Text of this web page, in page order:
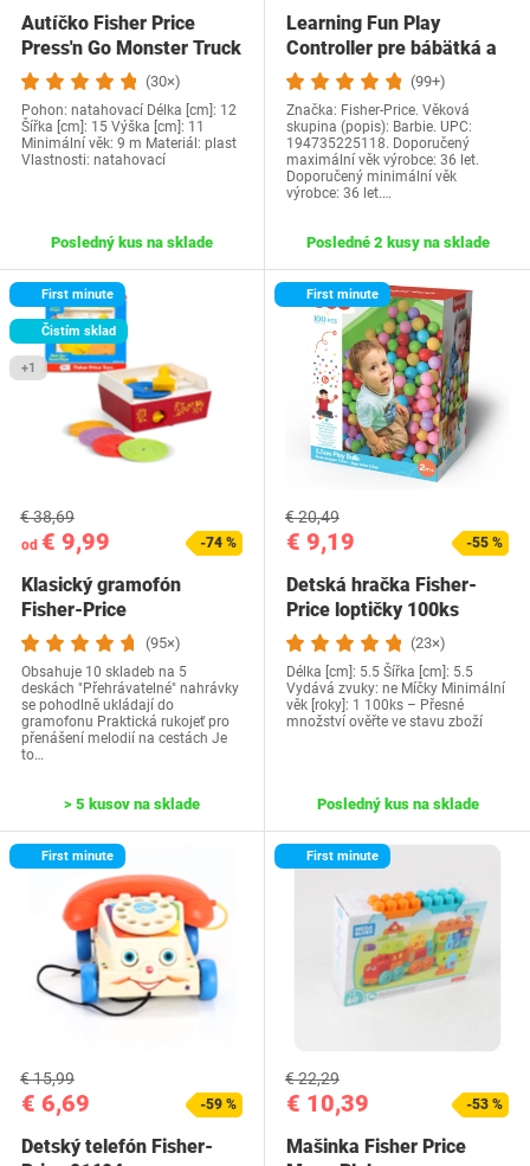
Autíčko Fisher Price
Press'n Go Monster Truck
(30×)
Pohon: natahovací Délka [cm]: 12
Šířka [cm]: 15 Výška [cm]: 11
Minimální věk: 9 m Materiál: plast
Vlastnosti: natahovací
Posledný kus na sklade
Learning Fun Play
Controller pre bábätká a
batoľatá v…
(99+)
Značka: Fisher-Price. Věková
skupina (popis): Barbie. UPC:
194735225118. Doporučený
maximální věk výrobce: 36 let.
Doporučený minimální věk
výrobce: 36 let.…
Posledné 2 kusy na sklade
First minute
Čistím sklad
+1
od € 9,99
€ 38,69
-74 %
Klasický gramofón
Fisher-Price
(95×)
Obsahuje 10 skladeb na 5
deskách "Přehrávatelné" nahrávky
se pohodlně ukládají do
gramofonu Praktická rukojeť pro
přenášení melodií na cestách Je
to…
> 5 kusov na sklade
First minute
€ 9,19
€ 20,49
-55 %
Detská hračka Fisher-
Price loptičky 100ks
(23×)
Délka [cm]: 5.5 Šířka [cm]: 5.5
Vydává zvuky: ne Míčky Minimální
věk [roky]: 1 100ks – Přesné
množství ověřte ve stavu zboží
Posledný kus na sklade
First minute
€ 6,69
€ 15,99
-59 %
Detský telefón Fisher-
First minute
€ 10,39
€ 22,29
-53 %
Mašinka Fisher Price